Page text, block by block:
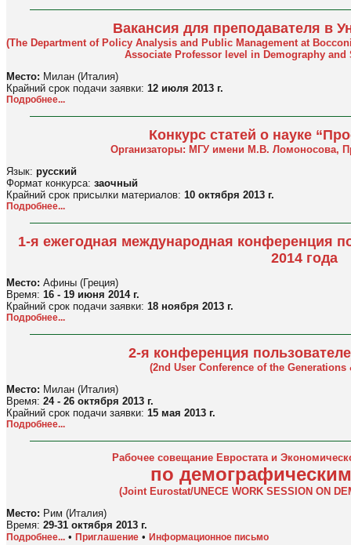
Вакансия для преподавателя в
(The Department of Policy Analysis and Public Management at
Associate Professor level in Demography
Место: Милан (Италия)
Крайний срок подачи заявки: 12 июля 2013 г.
Подробнее...
Конкурс статей о науке
Организаторы: МГУ имени М.В. Ломоносова,
Язык: русский
Формат конкурса: заочный
Крайний срок присылки материалов: 10 октября 2013 г.
Подробнее...
1-я ежегодная международная конференция
2014 года
Место: Афины (Греция)
Время: 16 - 19 июня 2014 г.
Крайний срок подачи заявки: 18 ноября 2013 г.
Подробнее...
2-я конференция
(2nd User Conference of the
Место: Милан (Италия)
Время: 24 - 26 октября 2013 г.
Крайний срок подачи заявки: 15 мая 2013 г.
Подробнее...
Рабочее совещание Евростата и
по
(Joint Eurostat/UNECE WORK SESSION ON
Место: Рим (Италия)
Время: 29-31 октября 2013 г.
Подробнее... • Приглашение • Информационное письмо